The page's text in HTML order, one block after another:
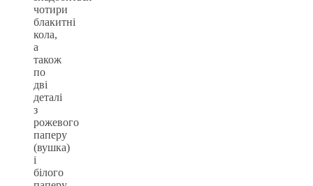
чотири
блакитні
кола,
а
також
по
дві
деталі
з
рожевого
паперу
(вушка)
і
білого